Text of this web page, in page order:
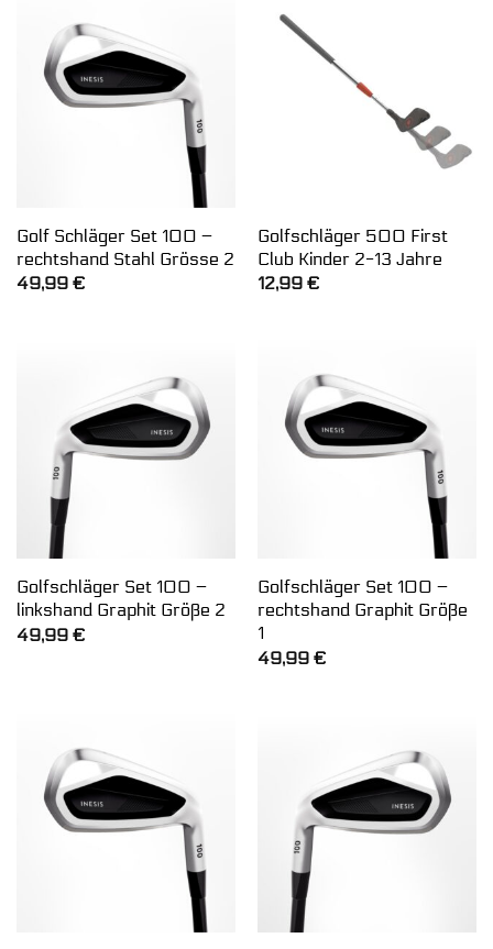
Golf Schläger Set 100 –
rechtshand Stahl Grösse 2
49,99 €
Golfschläger 500 First
Club Kinder 2-13 Jahre
12,99 €
Golfschläger Set 100 –
linkshand Graphit Größe 2
49,99 €
Golfschläger Set 100 –
rechtshand Graphit Größe
1
49,99 €